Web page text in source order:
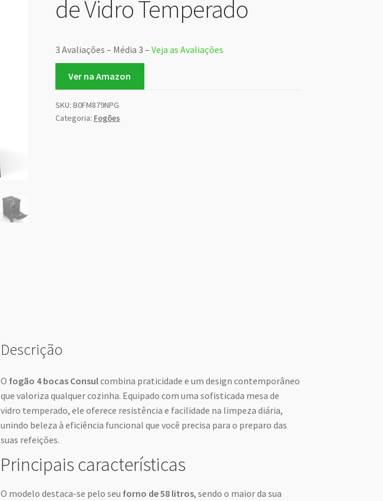
de Vidro Temperado
3 Avaliações – Média 3 – Veja as Avaliações
Ver na Amazon
SKU: B0FM879NPG
Categoria: Fogões
Descrição
O fogão 4 bocas Consulcombina praticidade e um design contemporâneo
que valoriza qualquer cozinha. Equipado com uma sofisticada mesa de
vidro temperado, ele oferece resistência e facilidade na limpeza diária,
unindo beleza à eficiência funcional que você precisa para o preparo das
suas refeições.
Principais características
O modelo destaca-se pelo seu forno de 58 litros, sendo o maior da sua